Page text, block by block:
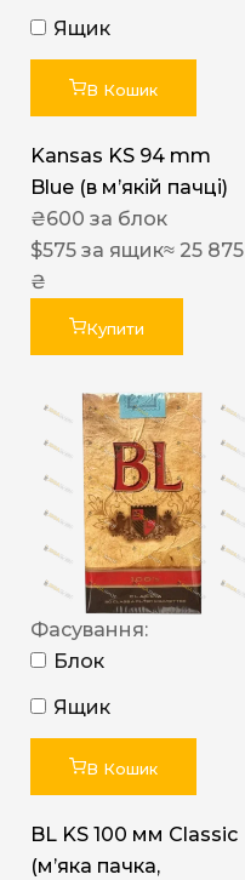
Ящик
В Кошик
Kansas KS 94 mm
Blue (в мʼякій пачці)
₴600 за блок
$575 за ящик≈ 25 875
₴
Купити
Фасування:
Блок
Ящик
В Кошик
BL KS 100 мм Classic
(м’яка пачка,